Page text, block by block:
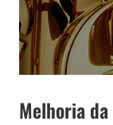
Melhoria